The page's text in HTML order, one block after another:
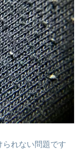
られない問題です